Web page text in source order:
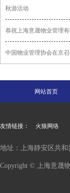
秋游活动
网站首页
友情链接： 火狼网络
地址：上海静安区共
Copyright © 上海意晟